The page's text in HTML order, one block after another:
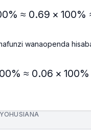
≈ 0.69 × 100%
wanaopenda
≈ 0.06 × 100%